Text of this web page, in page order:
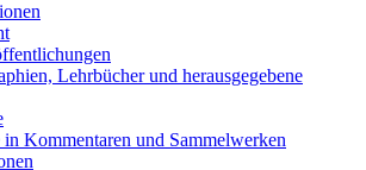
Lehrbücher und herausgegebene
in Kommentaren und Sammelwerken